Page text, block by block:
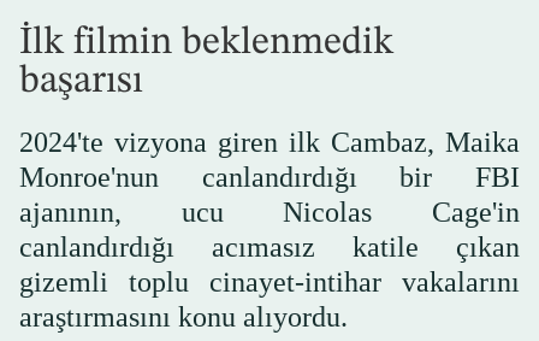
İlk filmin beklenmedik
başarısı
2024'te vizyona giren ilk Cambaz, Maika
Monroe'nun canlandırdığı bir FBI
ajanının, ucu Nicolas Cage'in
canlandırdığı acımasız katile çıkan
gizemli toplu cinayet-intihar vakalarını
araştırmasını konu alıyordu.